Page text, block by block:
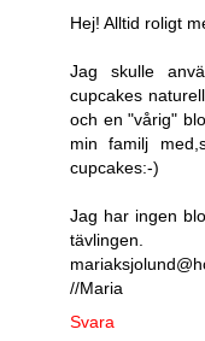
Hej! Alltid roligt
Jag skulle
cupcakes
och en "vårig"
min familj
cupcakes:-)
Jag har ingen
tävlingen.
//Maria
Svara